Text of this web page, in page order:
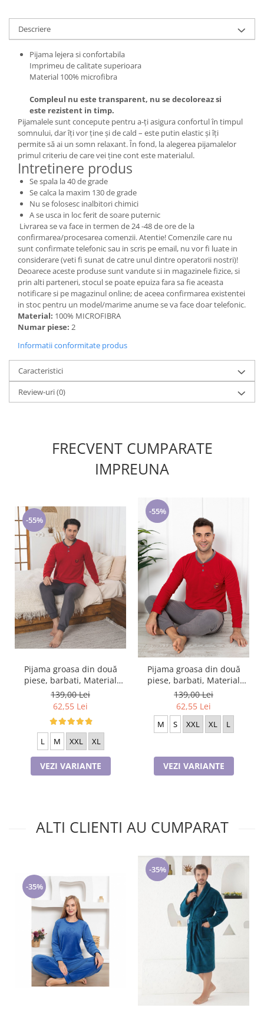
Descriere
Pijama lejera si confortabila
Imprimeu de calitate superioara
Material 100% microfibra
Compleul nu este transparent, nu se decoloreaz si
este rezistent in timp.
Pijamalele sunt concepute pentru a-ți asigura confortul în timpul
somnului, dar îți vor ține și de cald – este putin elastic și îți
permite să ai un somn relaxant. În fond, la alegerea pijamalelor
primul criteriu de care vei ține cont este materialul.
Intretinere produs
Se spala la 40 de grade
Se calca la maxim 130 de grade
Nu se folosesc inalbitori chimici
A se usca in loc ferit de soare puternic
Livrarea se va face in termen de 24 -48 de ore de la
confirmarea/procesarea comenzii. Atentie! Comenzile care nu
sunt confirmate telefonic sau in scris pe email, nu vor fi luate in
considerare (veti fi sunat de catre unul dintre operatorii nostri)!
Deoarece aceste produse sunt vandute si in magazinele fizice, si
prin alti parteneri, stocul se poate epuiza fara sa fie aceasta
notificare si pe magazinul online; de aceea confirmarea existentei
in stoc pentru un model/marime anume se va face doar telefonic.
Material: 100% MICROFIBRA
Numar piese: 2
Informatii conformitate produs
Caracteristici
Review-uri(0)
FRECVENT CUMPARATE
IMPREUNA
-55%
Pijama groasa din două
piese, barbati, Material
polar, Lux, BakI82
100%micro
139,00 Lei
62,55 Lei
L M XXL XL
VEZI VARIANTE
-55%
Pijama groasa din două
piese, barbati, Material
polar, Lux, BakI307_304
100%micro
139,00 Lei
62,55 Lei
M S XXL XL L
VEZI VARIANTE
ALTI CLIENTI AU CUMPARAT
-35%
-35%